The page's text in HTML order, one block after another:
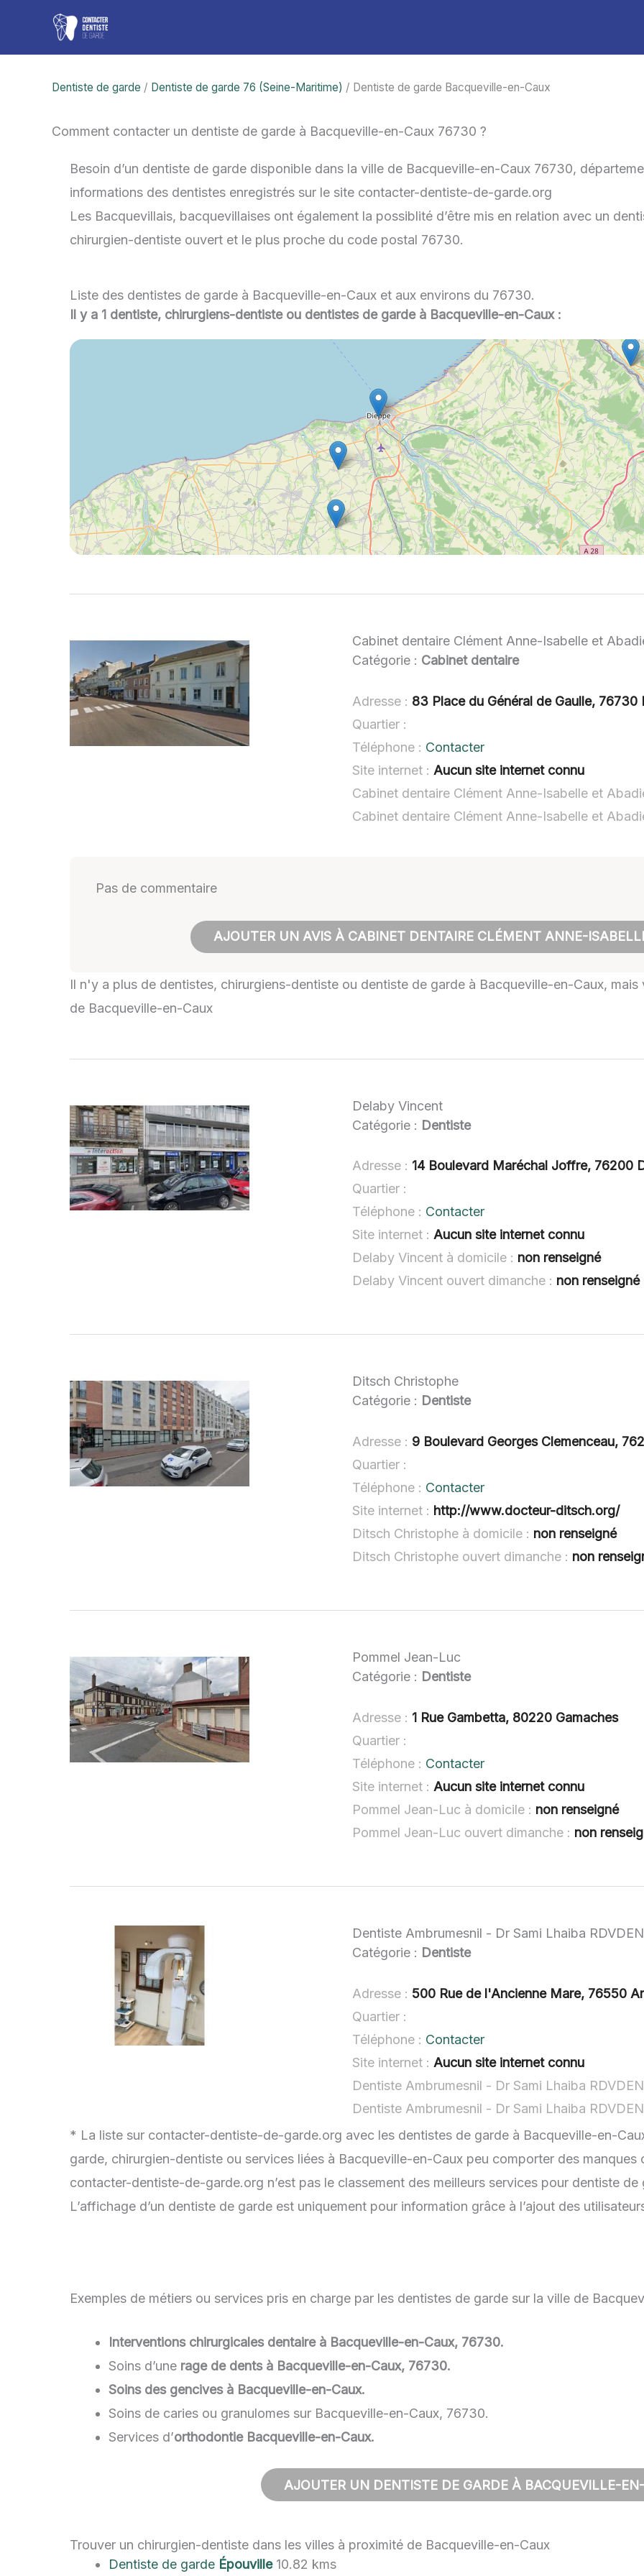
contenu
Dentiste de garde / Dentiste de garde 76 (Seine-Maritime) / Dentiste de garde Bacqueville-en-Caux
Comment contacter un dentiste de garde à Bacqueville-en-Caux 76730 ?
Besoin d’un dentiste de garde disponible dans la ville de Bacqueville-en-Caux 76730,
informations des dentistes enregistrés sur le site contacter-dentiste-de-garde.org
Les Bacquevillais, bacquevillaises ont également la possiblité d’être mis en relation avec un
chirurgien-dentiste ouvert et le plus proche du code postal 76730.
Liste des dentistes de garde à Bacqueville-en-Caux et aux environs du 76730.
Il y a 1 dentiste, chirurgiens-dentiste ou dentistes de garde à Bacqueville-en-Caux :
Cabinet dentaire Clément Anne-Isabelle et
Catégorie : Cabinet dentaire
Adresse : 83 Place du Général de Gaulle,
Quartier :
Téléphone : Contacter
Site internet : Aucun site internet connu
Cabinet dentaire Clément Anne-Isabelle et
Cabinet dentaire Clément Anne-Isabelle et
Pas de commentaire
AJOUTER UN AVIS À CABINET DENTAIRE CLÉMENT ANNE-
Il n'y a plus de dentistes, chirurgiens-dentiste ou dentiste de garde à Bacqueville-en-Caux,
de Bacqueville-en-Caux
Delaby Vincent
Catégorie : Dentiste
Adresse : 14 Boulevard Maréchal Joffre, 76200
Quartier :
Téléphone : Contacter
Site internet :Aucun site internet connu
Delaby Vincent à domicile : non renseigné
Delaby Vincent ouvert dimanche : non renseigné
Ditsch Christophe
Catégorie : Dentiste
Adresse : 9 Boulevard Georges Clemenceau,
Quartier :
Téléphone : Contacter
Site internet : http://www.docteur-ditsch.org/
Ditsch Christophe à domicile : non renseigné
Ditsch Christophe ouvert dimanche : non
Pommel Jean-Luc
Catégorie : Dentiste
Adresse : 1 Rue Gambetta, 80220 Gamaches
Quartier :
Téléphone : Contacter
Site internet : Aucun site internet connu
Pommel Jean-Luc à domicile : non renseigné
Pommel Jean-Luc ouvert dimanche : non
Dentiste Ambrumesnil - Dr Sami Lhaiba
Catégorie : Dentiste
Adresse : 500 Rue de l'Ancienne Mare, 76550
Quartier :
Téléphone : Contacter
Site internet : Aucun site internet connu
* La liste sur contacter-dentiste-de-garde.org avec les dentistes de garde à Bacqueville-en-
garde, chirurgien-dentiste ou services liées à Bacqueville-en-Caux peu comporter des manques
contacter-dentiste-de-garde.org n’est pas le classement des meilleurs services pour dentiste
L’affichage d’un dentiste de garde est uniquement pour information grâce à l’ajout des
Exemples de métiers ou services pris en charge par les dentistes de garde sur la ville de
Interventions chirurgicales dentaire à Bacqueville-en-Caux, 76730.
Soins d’une rage de dents à Bacqueville-en-Caux, 76730.
Soins des gencives à Bacqueville-en-Caux.
Soins de caries ou granulomes sur Bacqueville-en-Caux, 76730.
Services d’orthodontie Bacqueville-en-Caux.
AJOUTER UN DENTISTE DE GARDE À BACQUEVILLE-
Trouver un chirurgien-dentiste dans les villes à proximité de Bacqueville-en-Caux
Dentiste de garde Épouville10.82 kms